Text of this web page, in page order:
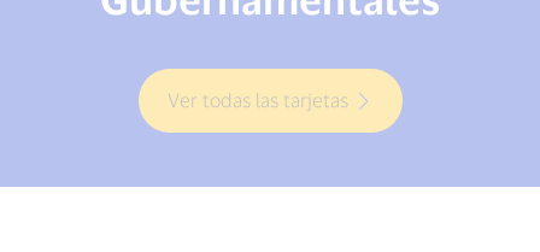
Ver todas las tarjetas